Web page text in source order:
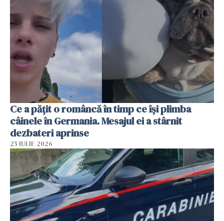
Ce a pățit o româncă în timp ce își plimba
câinele în Germania. Mesajul ei a stârnit
dezbateri aprinse
25 IULIE 2026